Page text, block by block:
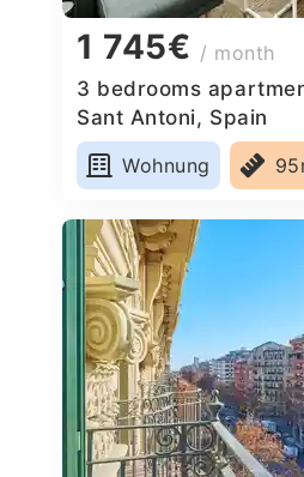
1 745€ / month
3 bedrooms
Sant Antoni, Spain
Wohnung